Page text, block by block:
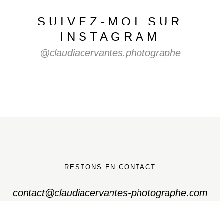
SUIVEZ-MOI
SUR
INSTAGRAM
@claudiacervantes.photographe
RESTONS EN CONTACT
contact@claudiacervantes-photographe.com